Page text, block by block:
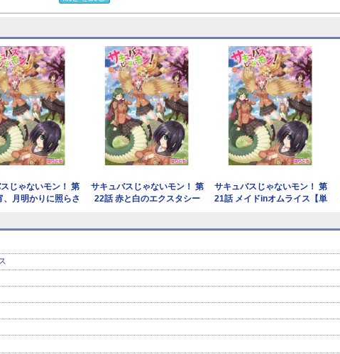
じゃないモン！ 第
、月明かりに照らさ
サキュバスじゃないモン！ 第
22話 赤と白のエクスタシー
サキュバスじゃないモン！ 第
21話 メイドinオムライス【単